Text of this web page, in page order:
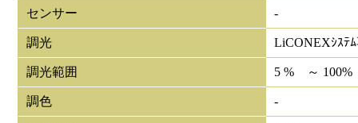
センサー -
調光 LiCONEXｼｽﾃ
調光範囲 5 % ～ 100%
調色 -